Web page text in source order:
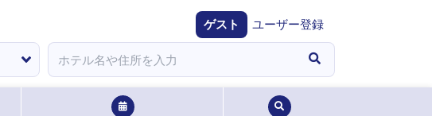
ゲスト ユーザー登録